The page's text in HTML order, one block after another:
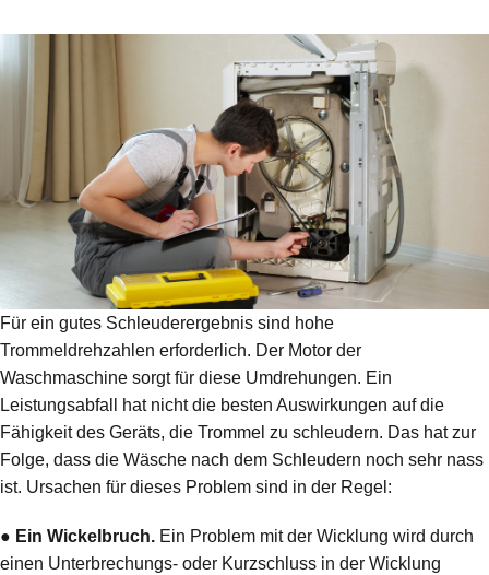
Für ein gutes Schleuderergebnis sind hohe
Trommeldrehzahlen erforderlich. Der Motor der
Waschmaschine sorgt für diese Umdrehungen. Ein
Leistungsabfall hat nicht die besten Auswirkungen auf die
Fähigkeit des Geräts, die Trommel zu schleudern. Das hat zur
Folge, dass die Wäsche nach dem Schleudern noch sehr nass
ist. Ursachen für dieses Problem sind in der Regel:
● Ein Wickelbruch. Ein Problem mit der Wicklung wird durch
einen Unterbrechungs- oder Kurzschluss in der Wicklung